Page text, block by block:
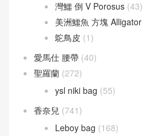
灣鱷 倒 V Porosus (43)
美洲鱷魚 方塊 Alligator
鴕鳥皮 (1)
愛馬仕 腰帶 (40)
聖羅蘭 (272)
ysl niki bag (55)
香奈兒 (741)
Leboy bag (168)